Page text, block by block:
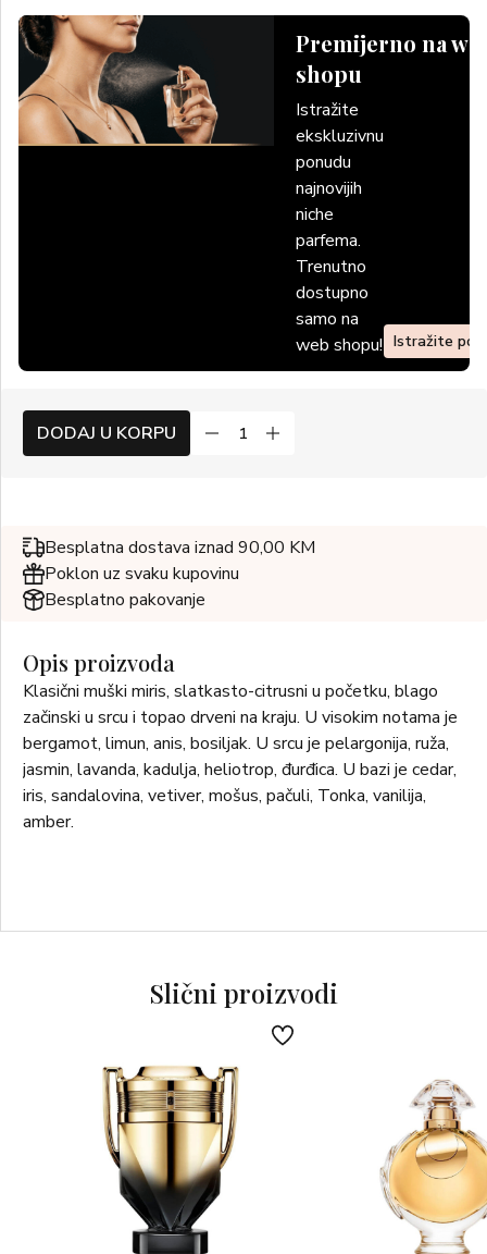
Premijerno na
shopu
Istražite
ekskluzivnu
ponudu
najnovijih
niche
parfema.
Trenutno
dostupno
samo na
web shopu! Istražite
DODAJ U KORPU
Besplatna dostava iznad 90,00 KM
Poklon uz svaku kupovinu
Besplatno pakovanje
Opis proizvoda
Klasični muški miris, slatkasto-citrusni u početku, blago
začinski u srcu i topao drveni na kraju. U visokim notama je
bergamot, limun, anis, bosiljak. U srcu je pelargonija, ruža,
jasmin, lavanda, kadulja, heliotrop, đurđica. U bazi je cedar,
iris, sandalovina, vetiver, mošus, pačuli, Tonka, vanilija,
amber.
Slični proizvodi